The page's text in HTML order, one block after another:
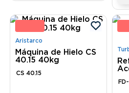
Aristarco
Máquina de Hielo CS
40.15 40kg
CS 40.15